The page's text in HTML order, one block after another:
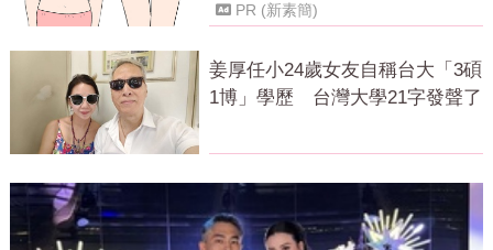
PR (新素簡)
姜厚任小24歲女友自稱台大「3碩
1博」學歷 台灣大學21字發聲了